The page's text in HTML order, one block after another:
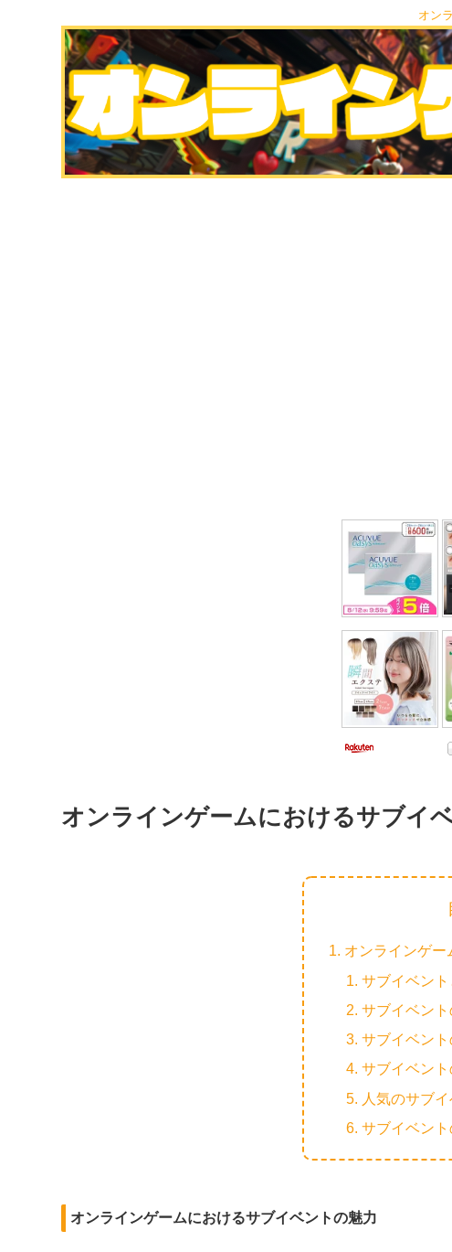
オン
オンラインゲームにおけるサブイ
オンラインゲー
サブイベント
サブイベン
サブイベント
サブイベン
人気のサブイ
サブイベン
オンラインゲームにおけるサブイベントの魅力